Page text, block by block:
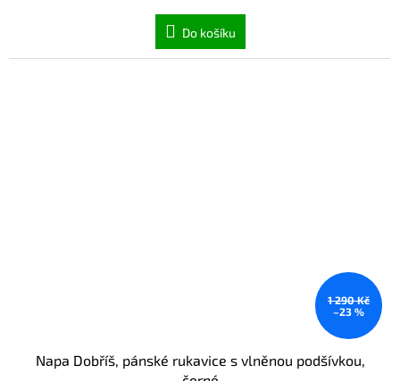
Do košíku
1 290 Kč
–23 %
Napa Dobříš, pánské rukavice s vlněnou podšívkou,